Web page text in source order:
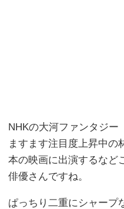
NHKの大河ファンタジー
ますます注目度上昇中の
本の映画に出演するなど
俳優さんですね。
ぱっちり二重にシャープ